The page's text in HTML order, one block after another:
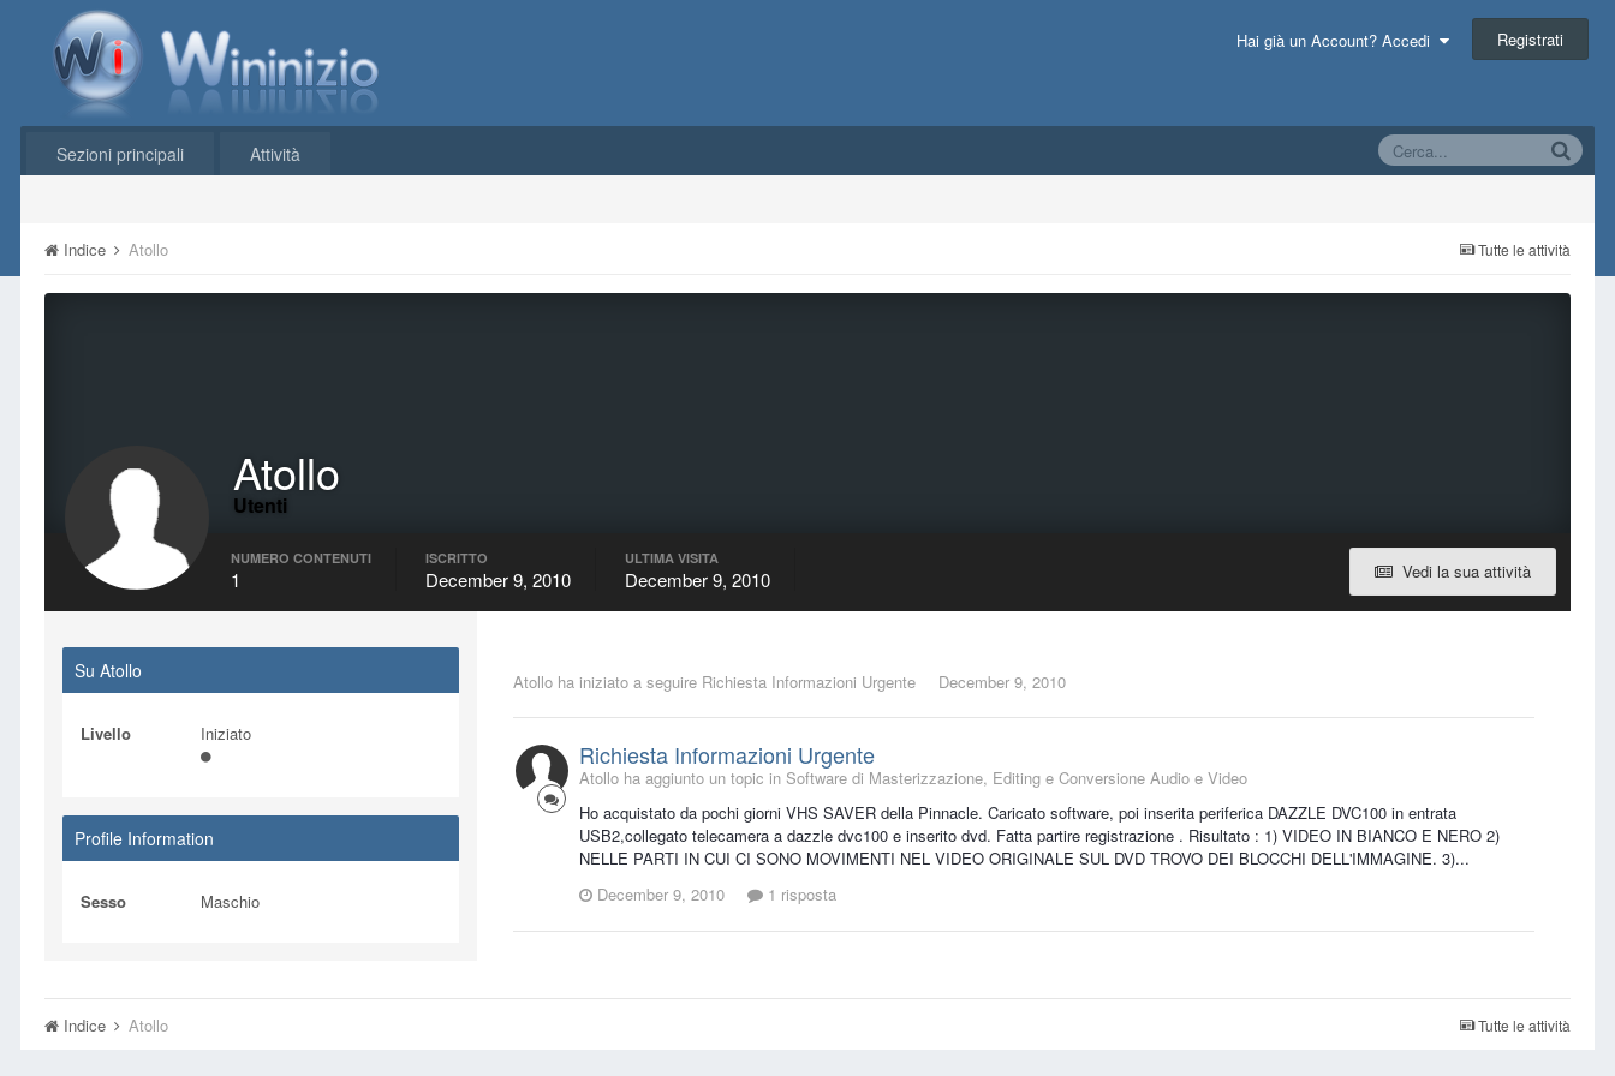
Hai già un Account? Accedi Registrati
Sezioni principali Attività
Tutte le attività
Indice Atollo
Atollo
Utenti
Vedi la sua attività
NUMERO CONTENUTI
1
ISCRITTO
December 9, 2010
ULTIMA VISITA
December 9, 2010
Su Atollo
Livello Iniziato
Profile Information
Sesso Maschio
Atollo ha iniziato a seguire Richiesta Informazioni Urgente December 9, 2010
Richiesta Informazioni Urgente
Atollo ha aggiunto un topic in Software di Masterizzazione, Editing e Conversione Audio e Video
Ho acquistato da pochi giorni VHS SAVER della Pinnacle. Caricato software, poi inserita periferica DAZZLE DVC100 in entrata
USB2,collegato telecamera a dazzle dvc100 e inserito dvd. Fatta partire registrazione . Risultato : 1) VIDEO IN BIANCO E NERO 2)
NELLE PARTI IN CUI CI SONO MOVIMENTI NEL VIDEO ORIGINALE SUL DVD TROVO DEI BLOCCHI DELL'IMMAGINE. 3)...
December 9, 2010
1 risposta
Tutte le attività
Indice Atollo